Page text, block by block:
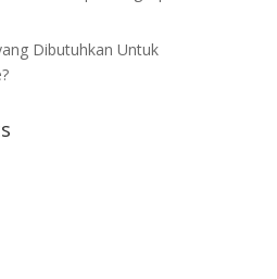
Dibutuhkan Untuk